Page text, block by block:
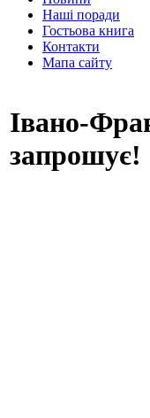
Наші поради
Гостьова книга
Контакти
Мапа сайту
Івано-
запрошує!